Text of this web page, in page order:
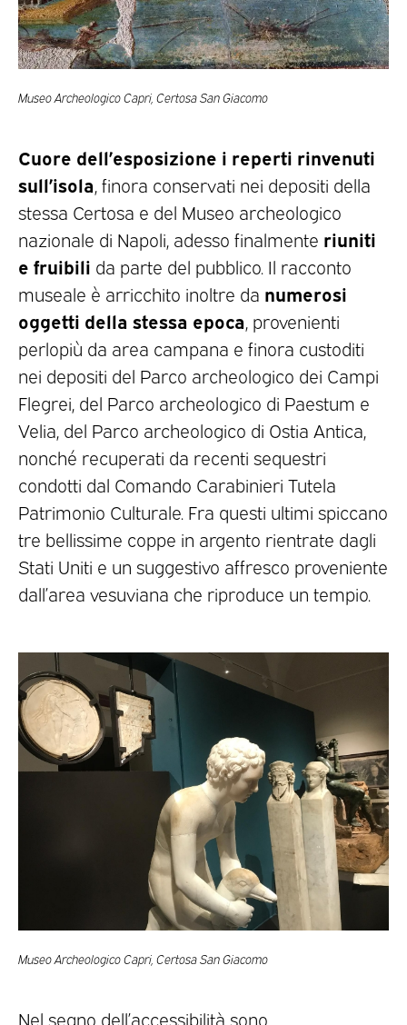
Museo Archeologico Capri, Certosa San Giacomo
Cuore dell’esposizione i reperti rinvenuti
sull’isola , finora conservati nei depositi della
stessa Certosa e del Museo archeologico
nazionale di Napoli, adesso finalmente riuniti
e fruibili da parte del pubblico. Il racconto
museale è arricchito inoltre da numerosi
oggetti della stessa epoca , provenienti
perlopiù da area campana e finora custoditi
nei depositi del Parco archeologico dei Campi
Flegrei, del Parco archeologico di Paestum e
Velia, del Parco archeologico di Ostia Antica,
nonché recuperati da recenti sequestri
condotti dal Comando Carabinieri Tutela
Patrimonio Culturale. Fra questi ultimi spiccano
tre bellissime coppe in argento rientrate dagli
Stati Uniti e un suggestivo affresco proveniente
dall’area vesuviana che riproduce un tempio.
Museo Archeologico Capri, Certosa San Giacomo
Nel segno dell’accessibilità sono